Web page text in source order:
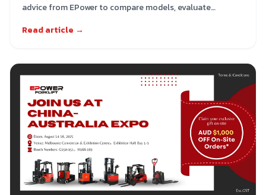
advice from EPower to compare models, evaluate
warehouse.
Read article →